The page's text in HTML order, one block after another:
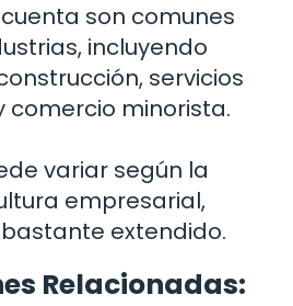
son comunes
incluyendo
servicios
comercio minorista.
variar según la
empresarial,
extendido.
Relacionadas: